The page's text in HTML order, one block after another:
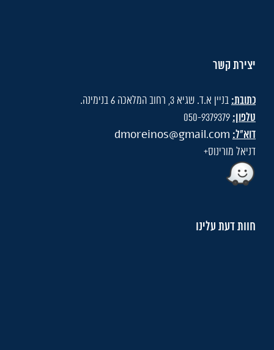
יצירת קשר
כתובת: בניין א.ד. שגיא 3, רחוב המלאכה 6 בנימינה.
טלפון: 050-9379379
דוא"ל: dmoreinos@gmail.com
דניאל מורינוס+
חוות דעת עלינו